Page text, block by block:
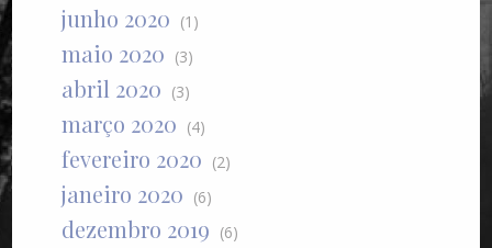
junho 2020 (1)
maio 2020 (3)
abril 2020 (3)
março 2020 (4)
fevereiro 2020 (2)
janeiro 2020 (6)
dezembro 2019 (6)